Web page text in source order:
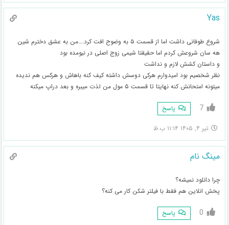
Yas
شروع طوفانی داشت اما از قسمت ۵ به وضوح افت کرد….من به عشق دخترم شین
هه سان شروعش کردم اما حقیقتا شیمی زوج اصلی در نیومده بود
و داستان کشش لازم و نداشت
نظر شخصیم بود امیدوارم هرکی دوسش داشته کیف کنه باهاش و هرکس هم ندیده
میتونه امتحانش کنه نهایتا تا قسمت ۵ مول من لذت میبره و بعد دراپ میکنه
7 پاسخ
تیر ۴, ۱۴۰۵ ۱۱:۱۴ ب.ظ
مینگ نام
چرا دانلود نمیشه؟
پخش انلاین هم فقط با فیلتر شکن کار می کنه؟
0 پاسخ